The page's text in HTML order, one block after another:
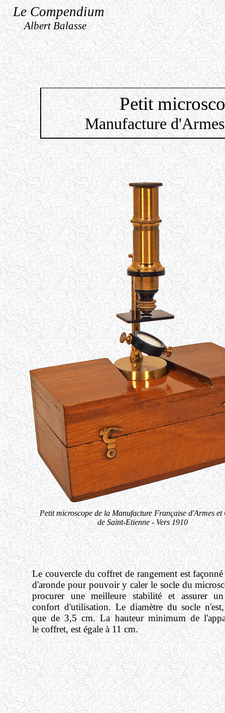
Le Compendium
Albert Balasse
Petit
Manufacture
Petit microscope de la Manufacture Française d'Armes et
de Saint-Etienne - Vers 1910
Le couvercle du coffret de rangement est
d'aronde pour pouvoir y caler le socle du
procurer une meilleure stabilité et assurer
confort d'utilisation. Le diamètre du socle
que de 3,5 cm. La hauteur minimum de
le coffret, est égale à 11 cm.